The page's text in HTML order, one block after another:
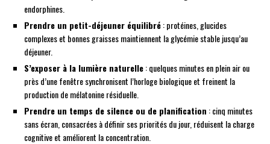
endorphines.
Prendre un petit-déjeuner équilibré: protéines, glucides
complexes et bonnes graisses maintiennent la glycémie stable jusqu’au
déjeuner.
S’exposer à la lumière naturelle: quelques minutes en plein air ou
près d’une fenêtre synchronisent l’horloge biologique et freinent la
production de mélatonine résiduelle.
Prendre un temps de silence ou de planification : cinq minutes
sans écran, consacrées à définir ses priorités du jour, réduisent la charge
cognitive et améliorent la concentration.